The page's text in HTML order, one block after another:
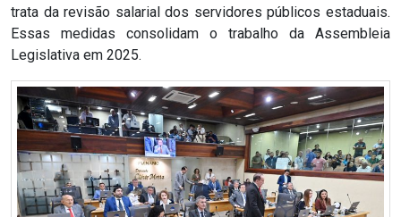
CARNAUBAIS
CARNAVAL
CARNAVAL
DE
MACAU
trata da revisão salarial dos servidores públicos estaduais.
Essas medidas consolidam o trabalho da Assembleia
Legislativa em 2025.